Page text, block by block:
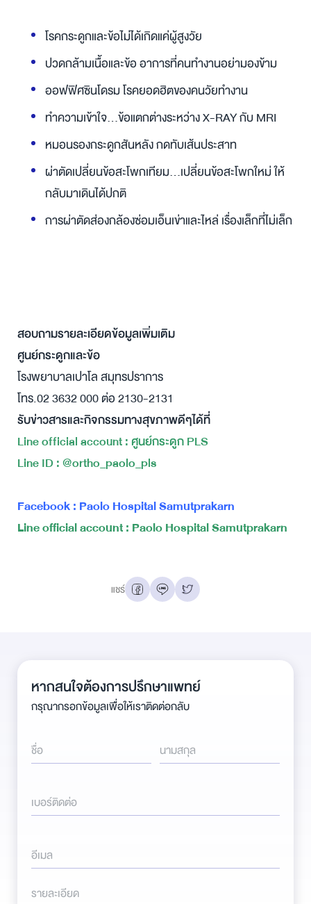
โรคกระดูกและข้อไม่ได้เกิดแค่ผู้สูงวัย
ปวดกล้ามเนื้อและข้อ อาการที่คนทำงานอย่ามองข้าม
ออฟฟิศซินโดรม โรคยอดฮิตของคนวัยทำงาน
ทำความเข้าใจ...ข้อแตกต่างระหว่าง X-RAY กับ MRI
หมอนรองกระดูกสันหลัง กดทับเส้นประสาท
ผ่าตัดเปลี่ยนข้อสะโพกเทียม...เปลี่ยนข้อสะโพกใหม่ ให้
กลับมาเดินได้ปกติ
การผ่าตัดส่องกล้องซ่อมเอ็นเข่าและไหล่ เรื่องเล็กที่ไม่เล็ก
สอบถามรายละเอียดข้อมูลเพิ่มเติม
ศูนย์กระดูกและข้อ
โรงพยาบาลเปาโล สมุทรปราการ
โทร.02 3632 000 ต่อ 2130-2131
รับข่าวสารและกิจกรรมทางสุขภาพดีๆได้ที่
Line official account : ศูนย์กระดูก PLS
Line ID : @ortho_paolo_pls
Facebook : Paolo Hospital Samutprakarn
Line official account : Paolo Hospital Samutprakarn
แชร์
หากสนใจต้องการปรึกษาแพทย์
กรุณากรอกข้อมูลเพื่อให้เราติดต่อกลับ
ชื่อ นามสกุล
เบอร์ติดต่อ
อีเมล
รายละเอียด